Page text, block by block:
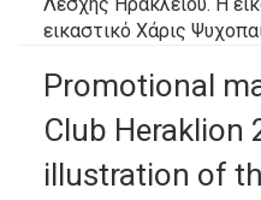
εικαστικό Χάρις
Promotional
Club Heraklion
illustration of